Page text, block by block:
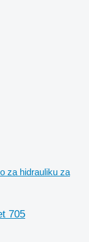
za hidrauliku za
705